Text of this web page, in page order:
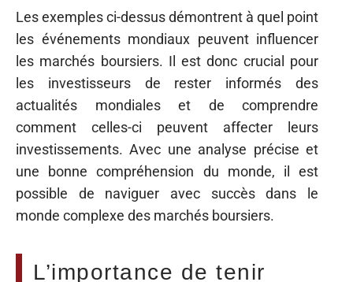
Les exemples ci-dessus démontrent à quel point
les événements mondiaux peuvent influencer
les marchés boursiers. Il est donc crucial pour
les investisseurs de rester informés des
actualités mondiales et de comprendre
comment celles-ci peuvent affecter leurs
investissements. Avec une analyse précise et
une bonne compréhension du monde, il est
possible de naviguer avec succès dans le
monde complexe des marchés boursiers.
L’importance de tenir